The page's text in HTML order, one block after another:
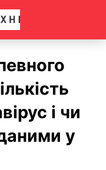
і чи
у